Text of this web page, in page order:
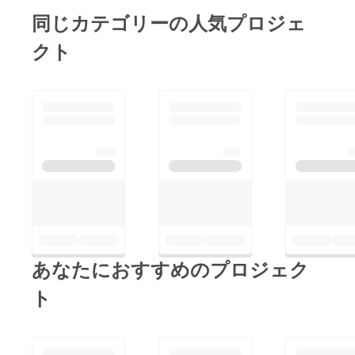
同じカテゴリーの人気プロジェ
クト
あなたにおすすめのプロジェク
ト